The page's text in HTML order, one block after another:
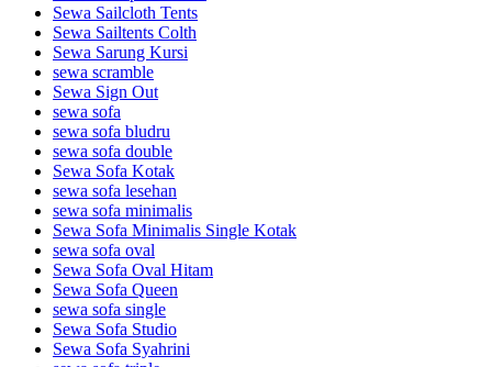
Sewa Sailcloth Tents
Sewa Sailtents Colth
Sewa Sarung Kursi
sewa scramble
Sewa Sign Out
sewa sofa
sewa sofa bludru
sewa sofa double
Sewa Sofa Kotak
sewa sofa lesehan
sewa sofa minimalis
Sewa Sofa Minimalis Single Kotak
sewa sofa oval
Sewa Sofa Oval Hitam
Sewa Sofa Queen
sewa sofa single
Sewa Sofa Studio
Sewa Sofa Syahrini